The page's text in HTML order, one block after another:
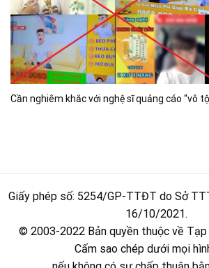
Cần nghiêm khắc với nghệ sĩ quảng cáo “vô
Giấy phép số: 5254/GP-TTĐT do Sở
16/10/2021.
© 2003-2022 Bản quyền thuộc về Tạp
Cấm sao chép dưới mọi